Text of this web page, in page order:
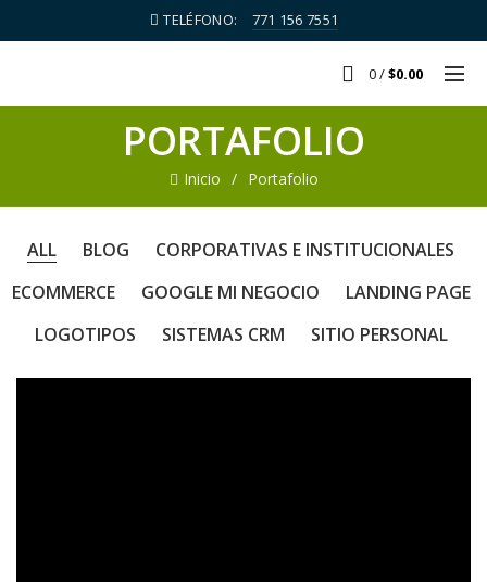
TELÉFONO: 771 156 7551
0/$0.00
PORTAFOLIO
Inicio Portafolio
ALL BLOG
CORPORATIVAS E INSTITUCIONALES
ECOMMERCE
GOOGLE MI NEGOCIO
LANDING PAGE
LOGOTIPOS
SISTEMAS CRM SITIO PERSONAL